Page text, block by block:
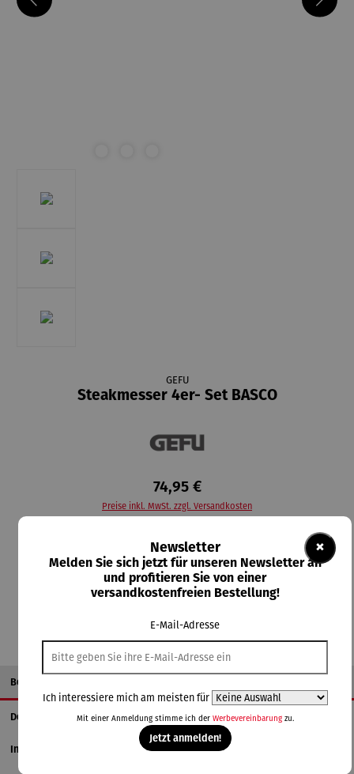
GEFU
Steakmesser 4er- Set BASCO
74,95 €
Preise inkl. MwSt. zzgl. Versandkosten
Lieferzeit: 2-3 Tage
In den Warenkorb
Beschreibung
Details
Informationen zum Hersteller
×
Newsletter
Melden Sie sich jetzt für unseren Newsletter an
und profitieren Sie von einer
versandkostenfreien Bestellung!
E-Mail-Adresse
Ich interessiere mich am meisten für
Mit einer Anmeldung stimme ich der Werbevereinbarungzu.
Jetzt anmelden!